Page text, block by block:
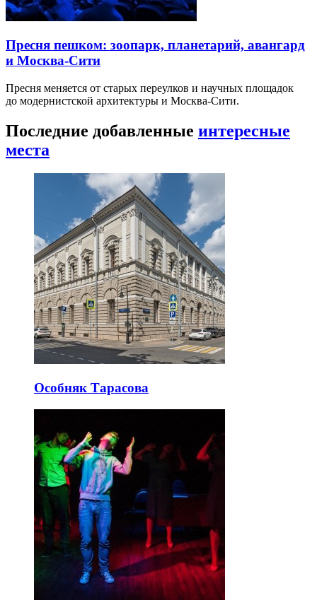
Пресня пешком: зоопарк, планетарий, авангард
и Москва-Сити
Пресня меняется от старых переулков и научных площадок
до модернистской архитектуры и Москва-Сити.
Последние добавленные интересные
места
Особняк Тарасова